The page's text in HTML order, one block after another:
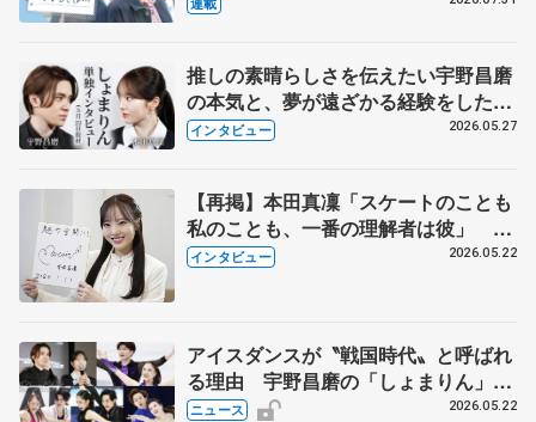
推しの素晴らしさを伝えたい宇野昌磨
の本気と、夢が遠ざかる経験をした本
田真凜の覚悟
インタビュー 2026.05.27
【再掲】本田真凜「スケートのことも
私のことも、一番の理解者は彼」 引
退時の単独インタビューで語った競技
インタビュー 2026.05.22
アイスダンスが〝戦国時代〟と呼ばれ
る理由 宇野昌磨の「しょまりん」ら
実力者が相次いで参戦 国内の競争激
ニュース 2026.05.22